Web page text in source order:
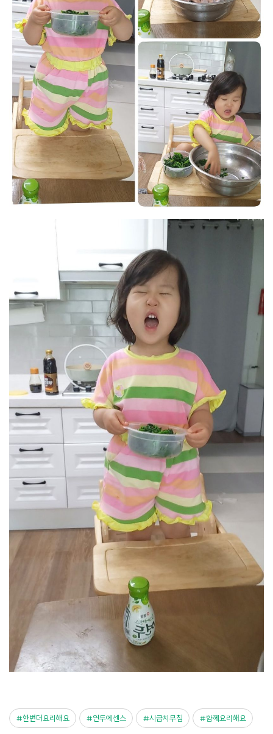
한번더요리해요 연두에센스 시금치무침 함께요리해요